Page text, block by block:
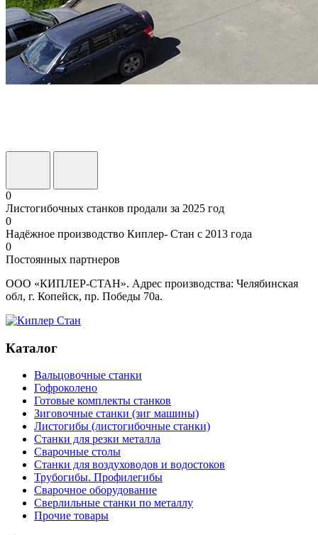
0
Листогибочных станков продали за 2025 год
0
Надёжное производство Киплер- Стан с 2013 года
0
Постоянных партнеров
ООО «КИПЛЕР-СТАН». Адрес производства: Челябинская
обл, г. Копейск, пр. Победы 70а.
Каталог
Вальцовочные станки
Гофроколено
Готовые комплекты станков
Зиговочные станки (зиг машины)
Листогибы (листогибочные станки)
Станки для резки металла
Сварочные столы
Станки для воздуховодов и водостоков
Трубогибы. Профилегибы
Сварочное оборудование
Сверлильные станки по металлу
Прочие товары